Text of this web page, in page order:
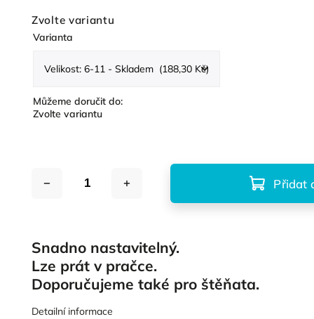
Zvolte variantu
Varianta
Můžeme doručit do:
Zvolte variantu
Přidat
Snadno nastavitelný.
Lze prát v pračce.
Doporučujeme také pro štěňata.
Detailní informace